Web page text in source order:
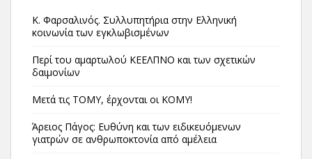
Κ. Φαρσαλινός. Συλλυπητήρια στην Ελληνική
κοινωνία των εγκλωβισμένων
Περί του αμαρτωλού ΚΕΕΛΠΝΟ και των σχετικών
δαιμονίων
Μετά τις ΤΟΜΥ, έρχονται οι ΚΟΜΥ!
Άρειος Πάγος: Ευθύνη και των ειδικευόμενων
γιατρών σε ανθρωποκτονία από αμέλεια